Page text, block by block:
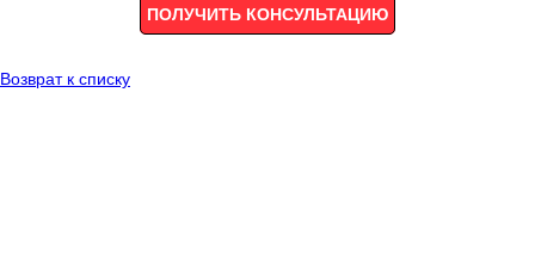
ПОЛУЧИТЬ КОНСУЛЬТАЦИЮ
Возврат к списку